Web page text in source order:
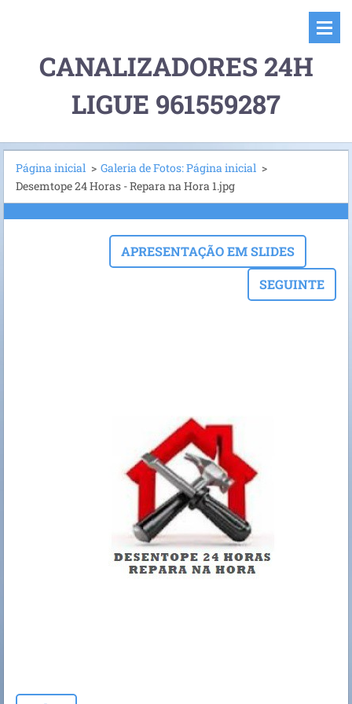
CANALIZADORES 24H
LIGUE 961559287
Página inicial > Galeria de Fotos: Página inicial >
Desemtope 24 Horas - Repara na Hora 1.jpg
APRESENTAÇÃO EM SLIDES
SEGUINTE